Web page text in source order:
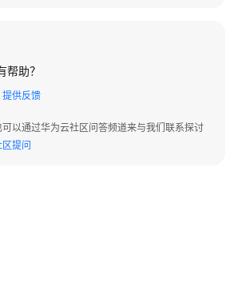
帮助？
提供反馈
以通过华为云社区问答频道来与我们联系探讨
提问